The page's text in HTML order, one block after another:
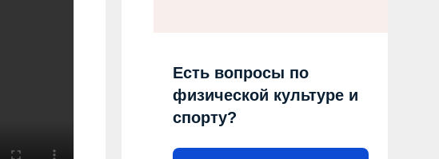
Есть вопросы по
физической культуре и
спорту?